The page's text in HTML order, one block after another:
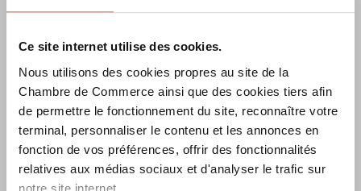
Ce site internet utilise des cookies.
Nous utilisons des cookies propres au site de la
Chambre de Commerce ainsi que des cookies tiers afin
de permettre le fonctionnement du site, reconnaître votre
terminal, personnaliser le contenu et les annonces en
fonction de vos préférences, offrir des fonctionnalités
relatives aux médias sociaux et d'analyser le trafic sur
notre site internet.
Merkur Magazine
L’ÉDITIONÉTÉ
2026EST
DISPONIBLE !